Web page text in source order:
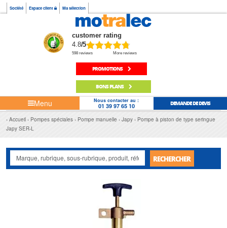
Société Espace client Ma sélection
customer rating
4.8/5
598 reviews More reviews
PROMOTIONS
BONS PLANS
Menu Nous contacter au :
01 39 97 65 10 DEMANDE DE DEVIS
Accueil Pompes spéciales Pompe manuelle Japy
Pompe à piston de type seringue
Japy SER-L
RECHERCHER